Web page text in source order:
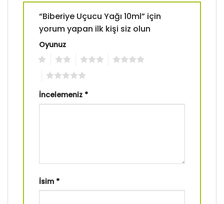
“Biberiye Uçucu Yağı 10ml” için
yorum yapan ilk kişi siz olun
Oyunuz
İncelemeniz *
İsim *